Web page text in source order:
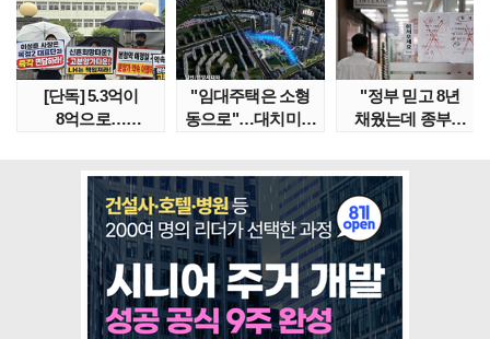
[단독] 5.3억이
8억으로…
"임대주택은 소형
동으로"…대치미도
"정부 믿고 8년
채웠는데 종부세